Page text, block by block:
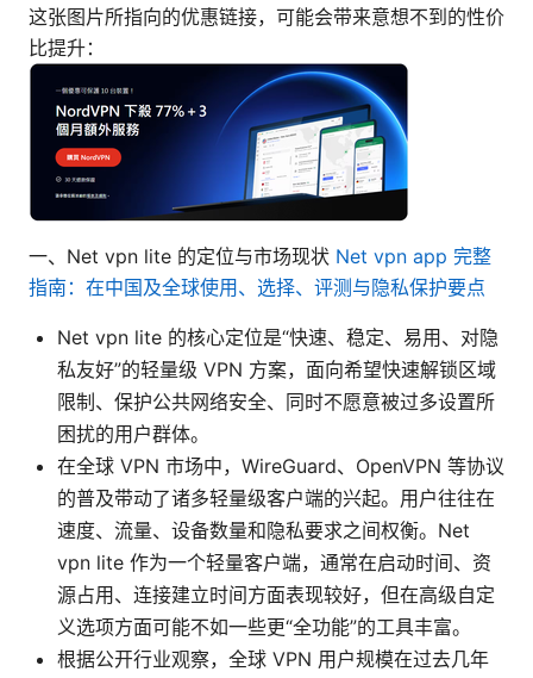
这张图片所指向的优惠链接，可能会带来意想不到的性价
比提升：
一、Net vpn lite 的定位与市场现状 Net vpn app 完整
指南：在中国及全球使用、选择、评测与隐私保护要点
Net vpn lite 的核心定位是“快速、稳定、易用、对隐
私友好”的轻量级 VPN 方案，面向希望快速解锁区域
限制、保护公共网络安全、同时不愿意被过多设置所
困扰的用户群体。
在全球 VPN 市场中，WireGuard、OpenVPN 等协议
的普及带动了诸多轻量级客户端的兴起。用户往往在
速度、流量、设备数量和隐私要求之间权衡。Net
vpn lite 作为一个轻量客户端，通常在启动时间、资
源占用、连接建立时间方面表现较好，但在高级自定
义选项方面可能不如一些更“全功能”的工具丰富。
根据公开行业观察，全球 VPN 用户规模在过去几年